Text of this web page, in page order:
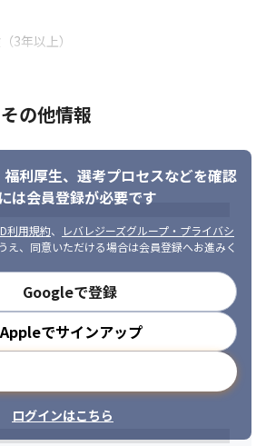
アメンバーとして、これから活躍できる
3年以上）
的に学習を進められる方
力が高い方
の他情報
利厚生、 選考プロセスなどを確認
は会員登録が必要です
利用規約、
レバレジーズグループ・プライバシ
え、同意いただける場合は会員登録へお進みく
Googleで登録
Appleでサインアップ
ログインはこちら